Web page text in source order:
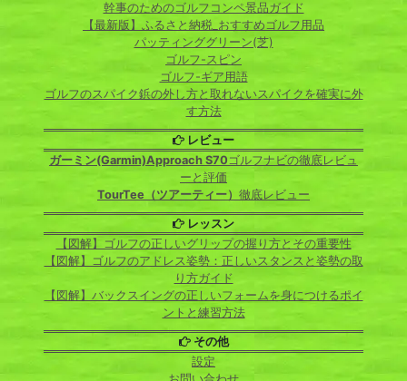
幹事のためのゴルフコンペ景品ガイド
【最新版】ふるさと納税_おすすめゴルフ用品
パッティンググリーン(芝)
ゴルフ-スピン
ゴルフ-ギア用語
ゴルフのスパイク鋲の外し方と取れないスパイクを確実に外
す方法
レビュー
ガーミン(Garmin)Approach S70ゴルフナビの徹底レビュ
ーと評価
TourTee（ツアーティー） 徹底レビュー
レッスン
【図解】ゴルフの正しいグリップの握り方とその重要性
【図解】ゴルフのアドレス姿勢：正しいスタンスと姿勢の取
り方ガイド
【図解】バックスイングの正しいフォームを身につけるポイ
ントと練習方法
その他
設定